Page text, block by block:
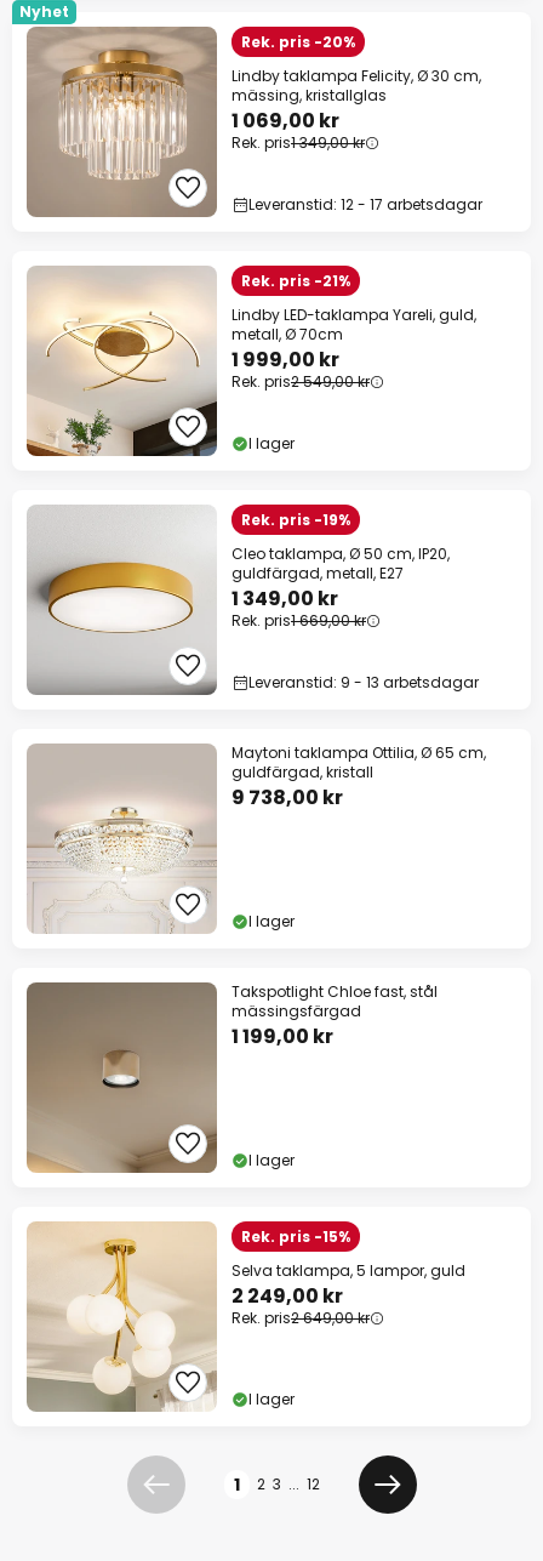
Nyhet
Rek. pris -20%
Lindby taklampa Felicity, Ø 30 cm,
mässing, kristallglas
1 069,00 kr
Rek. pris1 349,00 kr
Leveranstid: 12 - 17 arbetsdagar
Rek. pris -21%
Lindby LED-taklampa Yareli, guld,
metall, Ø 70cm
1 999,00 kr
Rek. pris2 549,00 kr
I lager
Rek. pris -19%
Cleo taklampa, Ø 50 cm, IP20,
guldfärgad, metall, E27
1 349,00 kr
Rek. pris1 669,00 kr
Leveranstid: 9 - 13 arbetsdagar
Maytoni taklampa Ottilia, Ø 65 cm,
guldfärgad, kristall
9 738,00 kr
I lager
Takspotlight Chloe fast, stål
mässingsfärgad
1 199,00 kr
I lager
Rek. pris -15%
Selva taklampa, 5 lampor, guld
2 249,00 kr
Rek. pris2 649,00 kr
I lager
Föregående
1 2 3 ... 12
Nästa